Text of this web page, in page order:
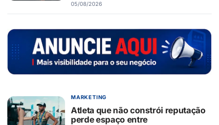
05/08/2026
MARKETING
Atleta que não constrói reputação
perde espaço entre